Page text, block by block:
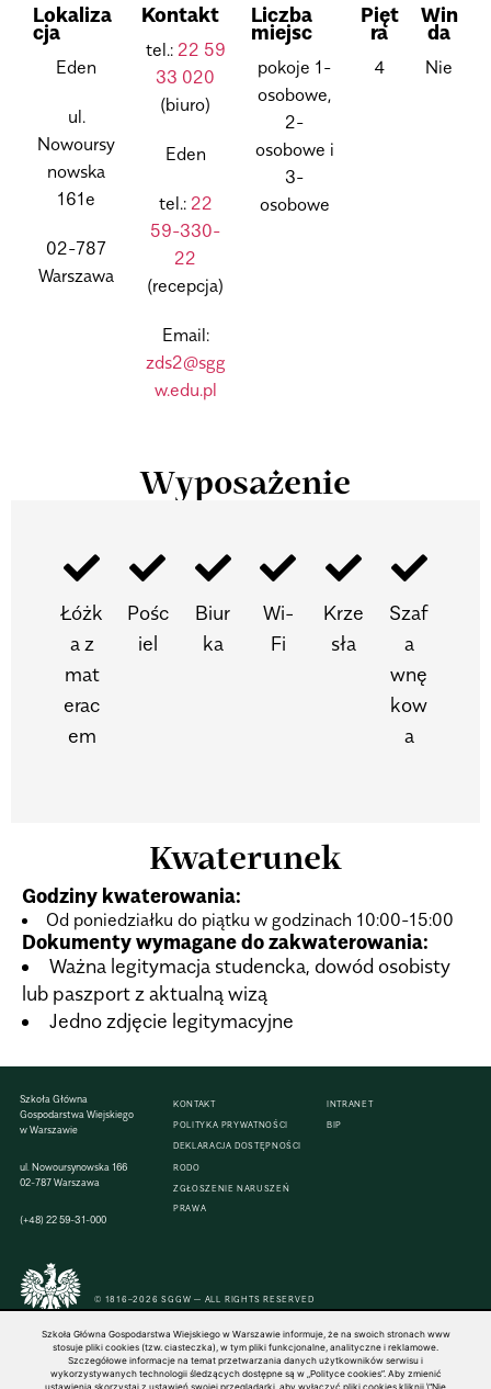
Lokaliza
cja
Eden
ul.
Nowoursy
nowska
161e
02-787
Warszawa
Kontakt
tel.: 22 59
33 020
(biuro)
Eden
tel.: 22
59-330-
22
(recepcja)
Email:
zds2@sgg
w.edu.pl
Liczba
miejsc
pokoje 1-
osobowe,
2-
osobowe i
3-
osobowe
Pięt
ra
4
Win
da
Nie
Wyposażenie
Łóżk
a z
mat
erac
em
Pośc
iel
Biur
ka
Wi-
Fi
Krze
sła
Szaf
a
wnę
kow
a
Kwaterunek
Godziny kwaterowania:
Od poniedziałku do piątku w godzinach 10:00-15:00
Dokumenty wymagane do zakwaterowania:
Ważna legitymacja studencka, dowód osobisty
lub paszport z aktualną wizą
Jedno zdjęcie legitymacyjne
Szkoła Główna
Gospodarstwa Wiejskiego
w Warszawie
ul. Nowoursynowska 166
02-787 Warszawa
(+48) 22 59-31-000
KONTAKT
POLITYKA PRYWATNOŚCI
DEKLARACJA DOSTĘPNOŚCI
RODO
ZGŁOSZENIE NARUSZEŃ
PRAWA
INTRANET
BIP
© 1816–2026 SGGW — ALL RIGHTS RESERVED
Szkoła Główna Gospodarstwa Wiejskiego w Warszawie informuje, że na swoich stronach www
stosuje pliki cookies (tzw. ciasteczka), w tym pliki funkcjonalne, analityczne i reklamowe.
Szczegółowe informacje na temat przetwarzania danych użytkowników serwisu i
wykorzystywanych technologii śledzących dostępne są w „Polityce cookies”. Aby zmienić
ustawienia skorzystaj z ustawień swojej przeglądarki, aby wyłączyć pliki cookies kliknij \"Nie